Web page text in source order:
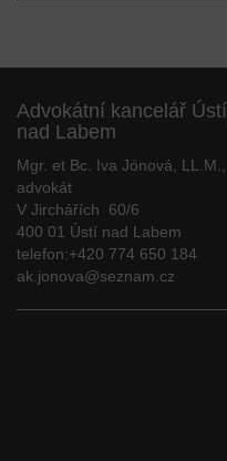
Advokátní kancelář Ústí
nad Labem
Mgr. et Bc. Iva Jónová, LL.M.,
advokát
V Jirchářích 60/6
400 01 Ústí nad Labem
telefon:+420 774 650 184
ak.jonova@seznam.cz